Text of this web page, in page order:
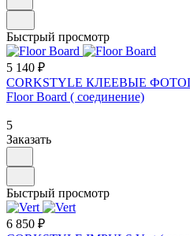
Быстрый просмотр
5 140 ₽
CORKSTYLE КЛЕЕВЫЕ
Floor Board ( соединение)
5
Заказать
Быстрый просмотр
6 850 ₽